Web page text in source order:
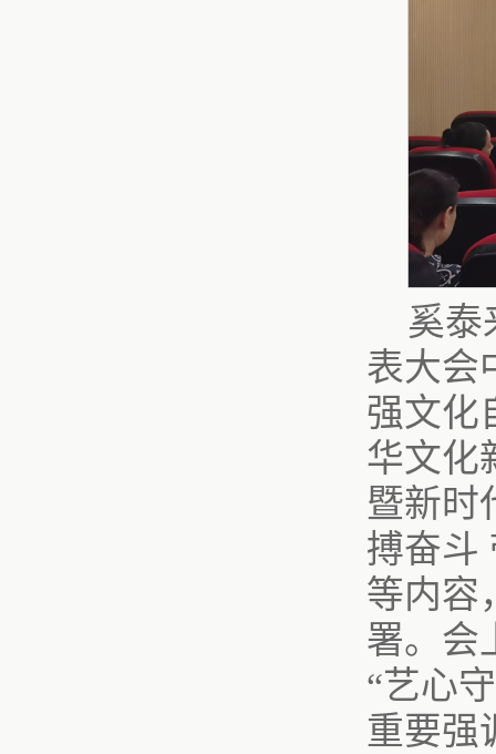
奚泰
表大会
强文化
华文化
暨新时
搏奋斗
等内容
署。会
“艺心
重要强